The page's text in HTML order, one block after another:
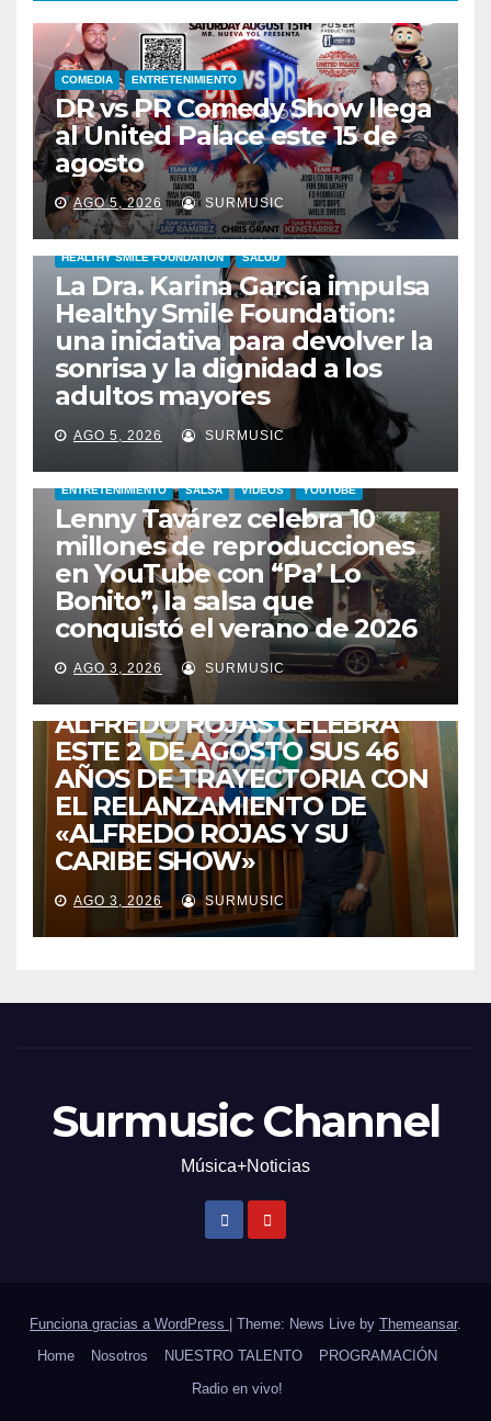
COMEDIA ENTRETENIMIENTO
DR vs PR Comedy Show llega
al United Palace este 15 de
agosto
AGO 5, 2026 SURMUSIC
HEALTHY SMILE FOUNDATION SALUD
La Dra. Karina García impulsa
Healthy Smile Foundation:
una iniciativa para devolver la
sonrisa y la dignidad a los
adultos mayores
AGO 5, 2026 SURMUSIC
ENTRETENIMIENTO SALSA VIDEOS YOUTUBE
Lenny Tavárez celebra 10
millones de reproducciones
en YouTube con “Pa’ Lo
Bonito”, la salsa que
conquistó el verano de 2026
AGO 3, 2026 SURMUSIC
CABIMAS ENTRETENIMIENTO TALENTO ZULIANO
VENEZUELA
DE VUELTA A CASA:
ALFREDO ROJAS CELEBRA
ESTE 2 DE AGOSTO SUS 46
AÑOS DE TRAYECTORIA CON
EL RELANZAMIENTO DE
«ALFREDO ROJAS Y SU
CARIBE SHOW»
AGO 3, 2026 SURMUSIC
Surmusic Channel
Música+Noticias
Funciona gracias a WordPress Theme: News Live by Themeansar.
Home
Nosotros NUESTRO TALENTO
PROGRAMACIÓN
Radio en vivo!